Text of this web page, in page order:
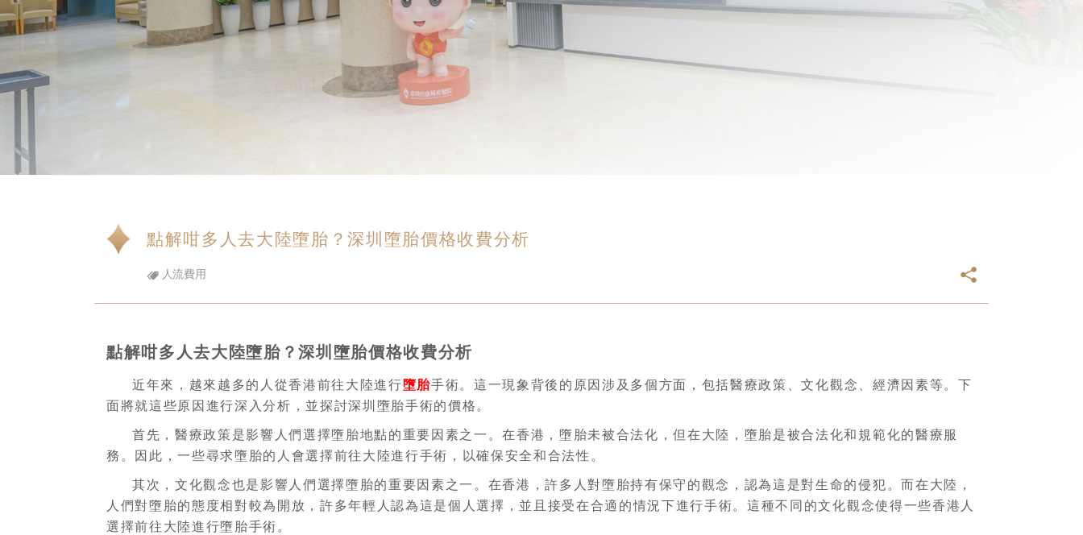
點解咁多人去大陸墮胎？深圳墮胎價格收費分析
人流費用
點解咁多人去大陸墮胎？深圳墮胎價格收費分析
近年來，越來越多的人從香港前往大陸進行墮胎手術。這一現象背後的原因涉及多個方面，包括醫療政策、文化觀念、經濟因素等。下
面將就這些原因進行深入分析，並探討深圳墮胎手術的價格。
首先，醫療政策是影響人們選擇墮胎地點的重要因素之一。在香港，墮胎未被合法化，但在大陸，墮胎是被合法化和規範化的醫療服
務。因此，一些尋求墮胎的人會選擇前往大陸進行手術，以確保安全和合法性。
其次，文化觀念也是影響人們選擇墮胎的重要因素之一。在香港，許多人對墮胎持有保守的觀念，認為這是對生命的侵犯。而在大陸，
人們對墮胎的態度相對較為開放，許多年輕人認為這是個人選擇，並且接受在合適的情況下進行手術。這種不同的文化觀念使得一些香港人
選擇前往大陸進行墮胎手術。